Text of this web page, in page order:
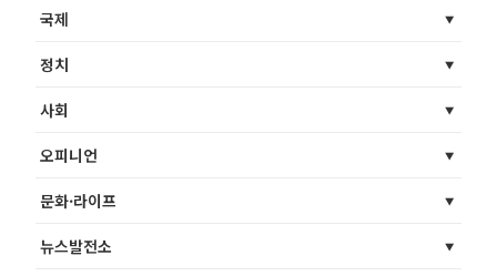
국제
정치
사회
오피니언
문화·라이프
뉴스발전소